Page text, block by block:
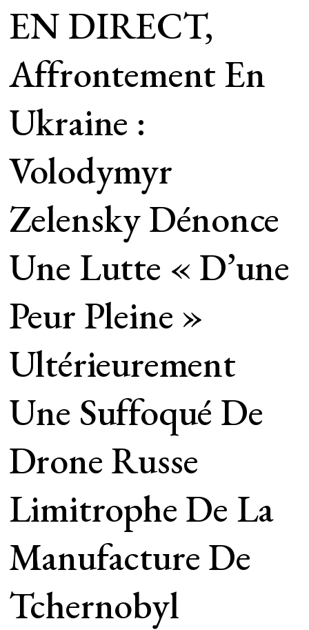
EN DIRECT,
Affrontement En
Ukraine :
Volodymyr
Zelensky Dénonce
Une Lutte « D’une
Peur Pleine »
Ultérieurement
Une Suffoqué De
Drone Russe
Limitrophe De La
Manufacture De
Tchernobyl